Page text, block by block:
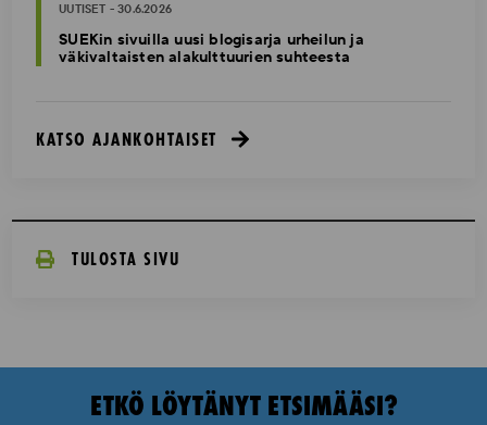
UUTISET - 30.6.2026
SUEKin sivuilla uusi blogisarja urheilun ja
väkivaltaisten alakulttuurien suhteesta
KATSO AJANKOHTAISET
TULOSTA SIVU
ETKÖ LÖYTÄNYT ETSIMÄÄSI?